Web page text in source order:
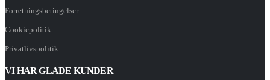
Forretningsbetingelser
Cookiepolitik
Privatlivspolitik
VI HAR GLADE KUNDER